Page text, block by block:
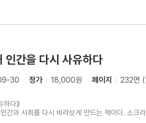
인간을 다시 사유하다
30 정가 18,000원 페이지 232면
다》
간과 사회를 다시 바라보게 만드는 책이다. 소